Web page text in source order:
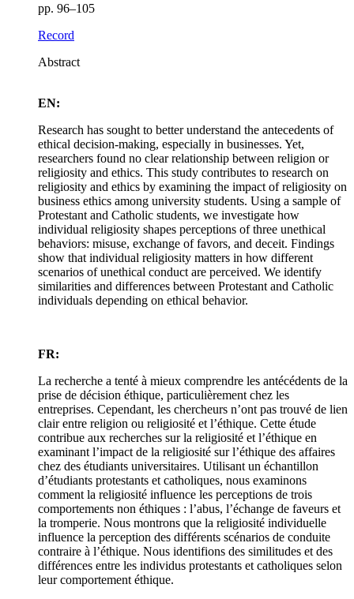
pp. 96–105
Record
Abstract
EN:
Research has sought to better understand the antecedents of
ethical decision-making, especially in businesses. Yet,
researchers found no clear relationship between religion or
religiosity and ethics. This study contributes to research on
religiosity and ethics by examining the impact of religiosity on
business ethics among university students. Using a sample of
Protestant and Catholic students, we investigate how
individual religiosity shapes perceptions of three unethical
behaviors: misuse, exchange of favors, and deceit. Findings
show that individual religiosity matters in how different
scenarios of unethical conduct are perceived. We identify
similarities and differences between Protestant and Catholic
individuals depending on ethical behavior.
FR:
La recherche a tenté à mieux comprendre les antécédents de la
prise de décision éthique, particulièrement chez les
entreprises. Cependant, les chercheurs n’ont pas trouvé de lien
clair entre religion ou religiosité et l’éthique. Cette étude
contribue aux recherches sur la religiosité et l’éthique en
examinant l’impact de la religiosité sur l’éthique des affaires
chez des étudiants universitaires. Utilisant un échantillon
d’étudiants protestants et catholiques, nous examinons
comment la religiosité influence les perceptions de trois
comportements non éthiques : l’abus, l’échange de faveurs et
la tromperie. Nous montrons que la religiosité individuelle
influence la perception des différents scénarios de conduite
contraire à l’éthique. Nous identifions des similitudes et des
différences entre les individus protestants et catholiques selon
leur comportement éthique.